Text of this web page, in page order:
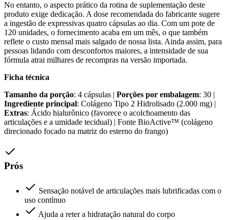
No entanto, o aspecto prático da rotina de suplementação deste
produto exige dedicação. A dose recomendada do fabricante sugere
a ingestão de expressivas quatro cápsulas ao dia. Com um pote de
120 unidades, o fornecimento acaba em um mês, o que também
reflete o custo mensal mais salgado de nossa lista. Ainda assim, para
pessoas lidando com desconfortos maiores, a intensidade de sua
fórmula atrai milhares de recompras na versão importada.
Ficha técnica
Tamanho da porção: 4 cápsulas | Porções por embalagem: 30 |
Ingrediente principal: Colágeno Tipo 2 Hidrolisado (2.000 mg) |
Extras: Ácido hialurônico (favorece o acolchoamento das
articulações e a umidade tecidual) | Fonte BioActive™ (colágeno
direcionado focado na matriz do esterno do frango)
Prós
Sensação notável de articulações mais lubrificadas com o
uso contínuo
Ajuda a reter a hidratação natural do corpo